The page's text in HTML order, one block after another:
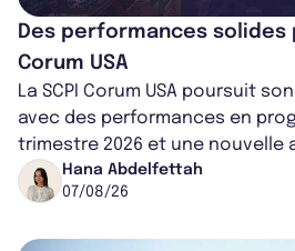
Des performances solides
Corum USA
La SCPI Corum USA poursuit
avec des performances en
trimestre 2026 et une nouvelle
région de Chicago. Entre
Hana Abdelfettah
07/08/26